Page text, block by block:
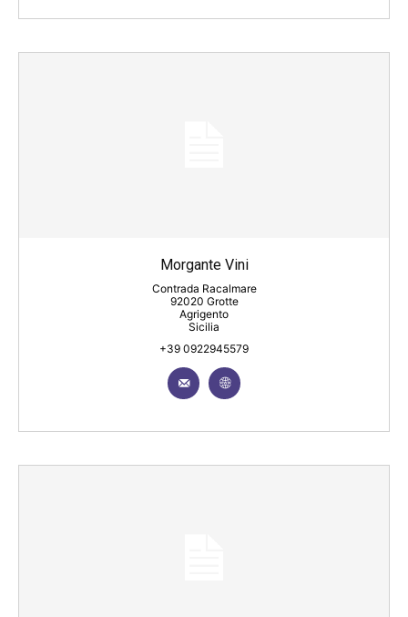
Morgante Vini
Contrada Racalmare
92020 Grotte
Agrigento
Sicilia
+39 0922945579